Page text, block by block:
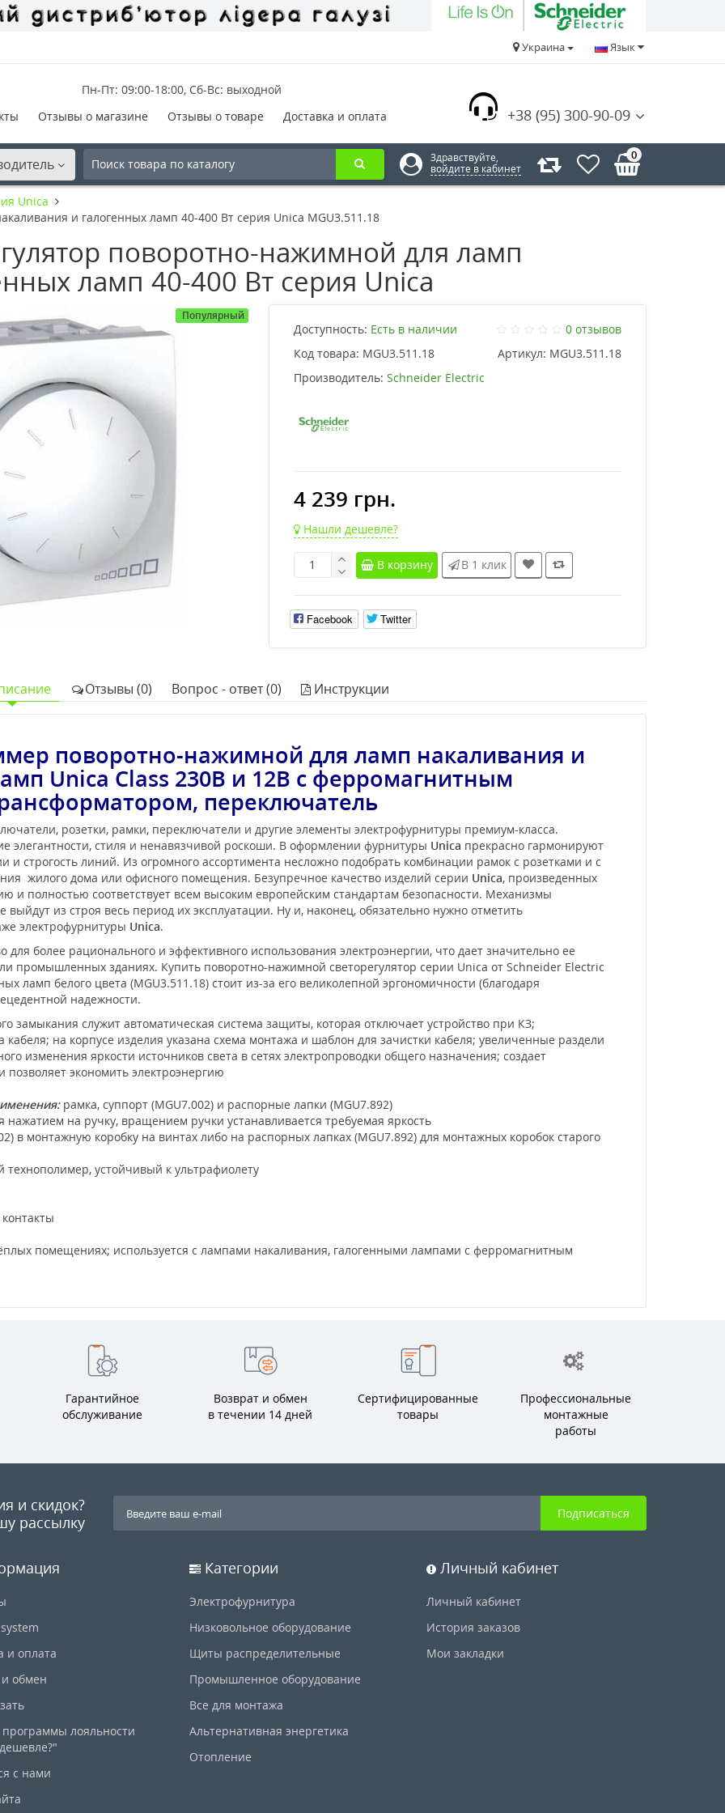
Язык
Украина
+38 (95) 300-90-09
Пн-Пт: 09:00-18:00, Сб-Вс: выходной
Отзывы о магазине Отзывы о товаре Доставка и оплата
Здравствуйте,
войдите в кабинет
0
Unica
и галогенных ламп 40-400 Вт серия Unica MGU3.511.18
поворотно-нажимной для ламп
ламп 40-400 Вт серия Unica
Популярный
Доступность: Есть в наличии
0 отзывов
Код товара: MGU3.511.18 Артикул: MGU3.511.18
Производитель: Schneider Electric
4 239 грн.
Нашли дешевле?
В корзину В 1 клик
Facebook Twitter
Отзывы (0) Вопрос - ответ (0) Инструкции
поворотно-нажимной для ламп накаливания и
Unica Class 230В и 12В с ферромагнитным
переключатель
розетки, рамки, переключатели и другие элементы электрофурнитуры премиум-класса.
элегантности, стиля и ненавязчивой роскоши. В оформлении фурнитуры Unica прекрасно гармонируют
строгость линий. Из огромного ассортимента несложно подобрать комбинации рамок с розетками и с
жилого дома или офисного помещения. Безупречное качество изделий серии Unica, произведенных
и полностью соответствует всем высоким европейским стандартам безопасности. Механизмы
из строя весь период их эксплуатации. Ну и, наконец, обязательно нужно отметить
электрофурнитуры Unica.
для более рационального и эффективного использования электроэнергии, что дает значительно ее
промышленных зданиях. Купить поворотно-нажимной светорегулятор серии Unica от Schneider Electric
ламп белого цвета (MGU3.511.18) стоит из-за его великолепной эргономичности (благодаря
надежности.
замыкания служит автоматическая система защиты, которая отключает устройство при КЗ;
на корпусе изделия указана схема монтажа и шаблон для зачистки кабеля; увеличенные раздели
изменения яркости источников света в сетях электропроводки общего назначения; создает
экономить электроэнергию
рамка, суппорт (MGU7.002) и распорные лапки (MGU7.892)
нажатием на ручку, вращением ручки устанавливается требуемая яркость
в монтажную коробку на винтах либо на распорных лапках (MGU7.892) для монтажных коробок старого
устойчивый к ультрафиолету
помещениях; используется с лампами накаливания, галогенными лампами с ферромагнитным
Гарантийное
обслуживание
Возврат и обмен
в течении 14 дней
Сертифицированные
товары
Профессиональные
монтажные
работы
и скидок?
рассылку
Подписаться
и оплата
обмен
лояльности
с нами
Категории
Электрофурнитура
Низковольное оборудование
Щиты распределительные
Промышленное оборудование
Все для монтажа
Альтернативная энергетика
Отопление
Личный кабинет
Личный кабинет
История заказов
Мои закладки